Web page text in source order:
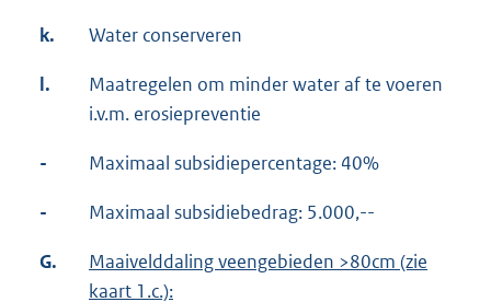
k. Water conserveren
l.
Maatregelen om minder water af te voeren
i.v.m. erosiepreventie
- Maximaal subsidiepercentage: 40%
- Maximaal subsidiebedrag: 5.000,--
G.
Maaivelddaling veengebieden >80cm (zie
kaart 1.c.):